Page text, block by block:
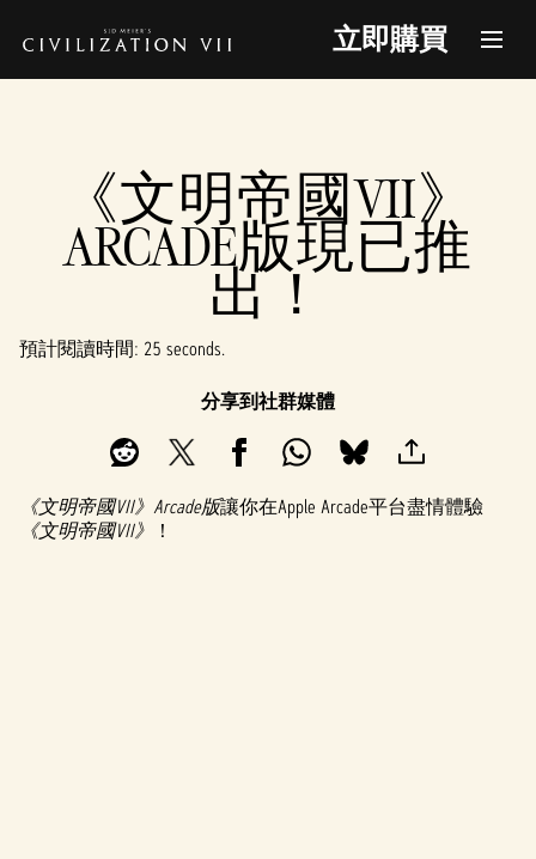
立即購買
《文明帝國VII》
ARCADE版現已推
出！
預計閱讀時間 25 seconds
分享到社群媒體
《文明帝國VII》Arcade版讓你在Apple Arcade平台盡情體驗
《文明帝國VII》
！